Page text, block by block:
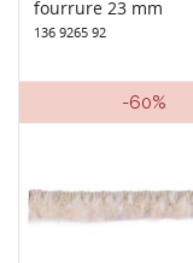
fourrure 23 mm
136 9265 92
-60%